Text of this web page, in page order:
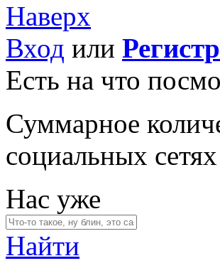
Наверх
Вход или
Есть на что
Суммарное
социальных
Нас уже
Найти